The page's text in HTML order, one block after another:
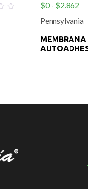
$0 - $2.862
Pennsylvania